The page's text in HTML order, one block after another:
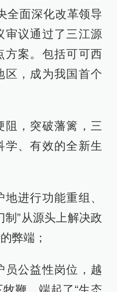
全面深化改革领导
审议通过了三江源
方案。包括可可西
区，成为我国首个
阻，突破藩篱，三
学、有效的全新生
进行功能重组、
制”从源头上解决政
弊端；
员公益性岗位，越
鞭，端起了“生态